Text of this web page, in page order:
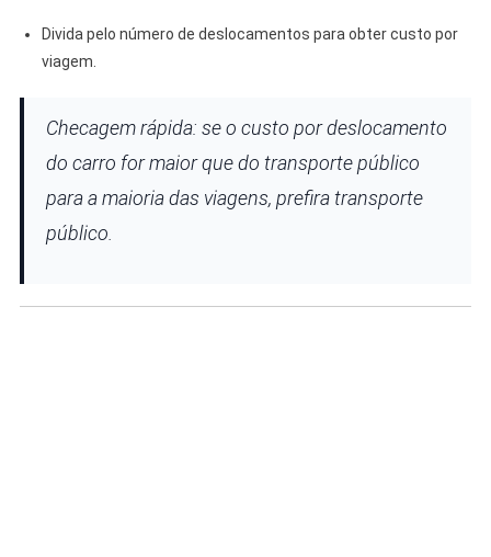
Divida pelo número de deslocamentos para obter custo por
viagem.
Checagem rápida: se o custo por deslocamento
do carro for maior que do transporte público
para a maioria das viagens, prefira transporte
público.